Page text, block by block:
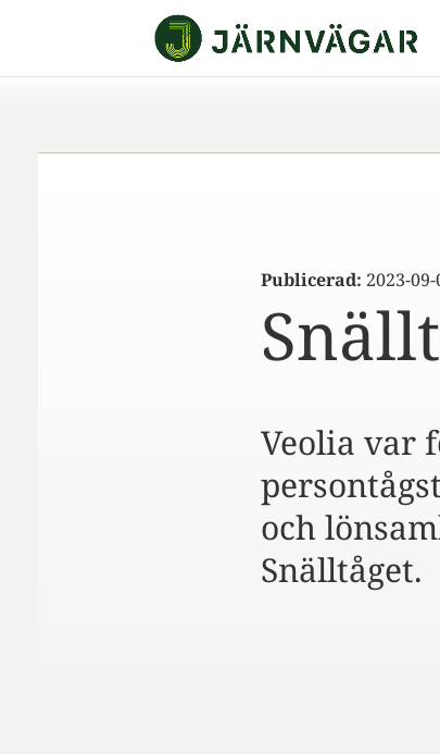
Publicerad: 2023-09-
Veolia var
och
Snälltåget.